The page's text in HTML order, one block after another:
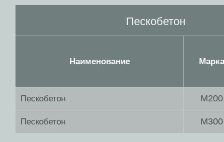
Пескобетон
Наименование Марка
Пескобетон М200
Пескобетон М300